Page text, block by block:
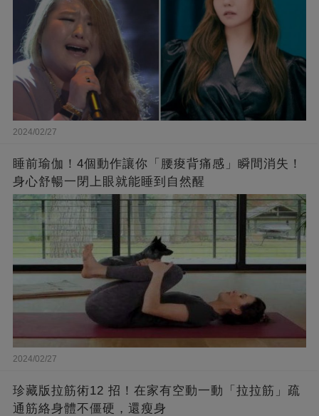
2024/02/27
睡前瑜伽！4個動作讓你「腰痠背痛感」瞬間消失！
身心舒暢一閉上眼就能睡到自然醒
2024/02/27
珍藏版拉筋術12 招！在家有空動一動「拉拉筋」疏
通筋絡身體不僵硬，還瘦身